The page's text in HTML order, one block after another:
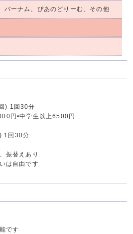
バーナム、ぴあのどりーむ、その他
) 1回30分
円•中学生以上6500円
1回30分
振替えあり
は自由です
です